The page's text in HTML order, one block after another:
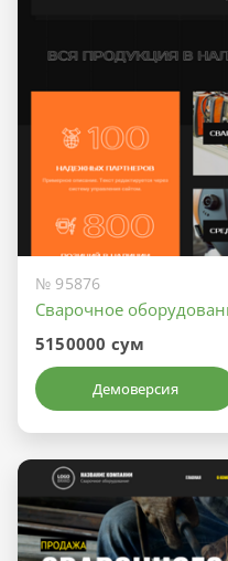
№ 95876
Сварочное
5150000 сум
Демоверсия